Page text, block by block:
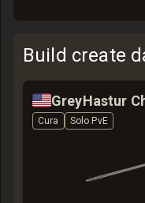
Build create
🇺🇸GreyHastur
Cura Solo PvE